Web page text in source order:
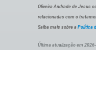
Oliveira Andrade de Jesus
relacionadas com o
Saiba mais sobre a Política
Última atualização em